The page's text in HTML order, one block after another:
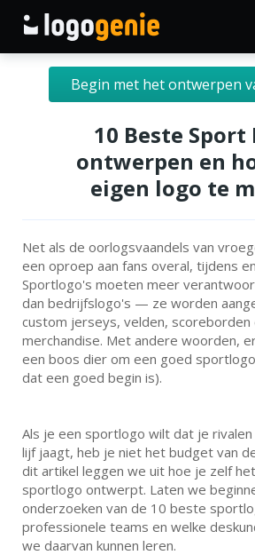
Logo Maken
AI logogenerator
Logo-ideeën
Gedrukte producten
Over
Blog
INLOGGEN
Begin met het ontwerpen
10 Beste Sport
ontwerpen en
eigen logo te
Net als de oorlogsvaandels van
een oproep aan fans overal, tijdens
Sportlogo's moeten meer
dan bedrijfslogo's — ze worden
custom jerseys, velden, scoreborden
merchandise. Met andere woorden,
een boos dier om een goed
dat een goed begin is).
Als je een sportlogo wilt dat je
lijf jaagt, heb je niet het budget van
dit artikel leggen we uit hoe je zelf
sportlogo ontwerpt. Laten we
onderzoeken van de 10 beste
professionele teams en welke
we daarvan kunnen leren.